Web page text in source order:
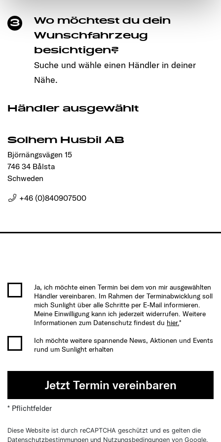
den störungsfreien Betrieb der Webseite und die
Ermöglichung der Seitennavigation erforderlich sind.
3
Wo möchtest du dein
Wunschfahrzeug
besichtigen?
Suche und wähle einen Händler in deiner
Nähe.
Händler ausgewählt
Solhem Husbil AB
Björnängsvägen 15
746 34 Bålsta
Schweden
+46 (0)840907500
Ja, ich möchte einen Termin bei dem von mir ausgewählten
Händler vereinbaren. Im Rahmen der Terminabwicklung soll
mich Sunlight über alle Schritte per E-Mail informieren.
Meine Einwilligung kann ich jederzeit widerrufen. Weitere
Informationen zum Datenschutz findest du hier.*
Ich möchte weitere spannende News, Aktionen und Events
rund um Sunlight erhalten
Jetzt Termin vereinbaren
* Pflichtfelder
Diese Website ist durch reCAPTCHA geschützt und es gelten die
Datenschutzbestimmungen und Nutzungsbedingungen von Google.